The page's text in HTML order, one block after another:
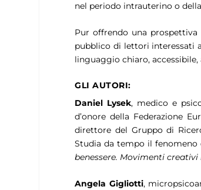
nel periodo intrauterino o
Pur offrendo una
pubblico di lettori interessati
linguaggio chiaro,
GLI AUTORI:
Daniel Lysek, medico e
d’onore della Federazione
direttore del Gruppo di
Studia da tempo il fenomeno
benessere. Movimenti
Angela Gigliotti,